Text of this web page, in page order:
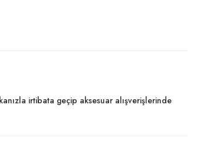
irtibata geçip aksesuar alışverişlerinde